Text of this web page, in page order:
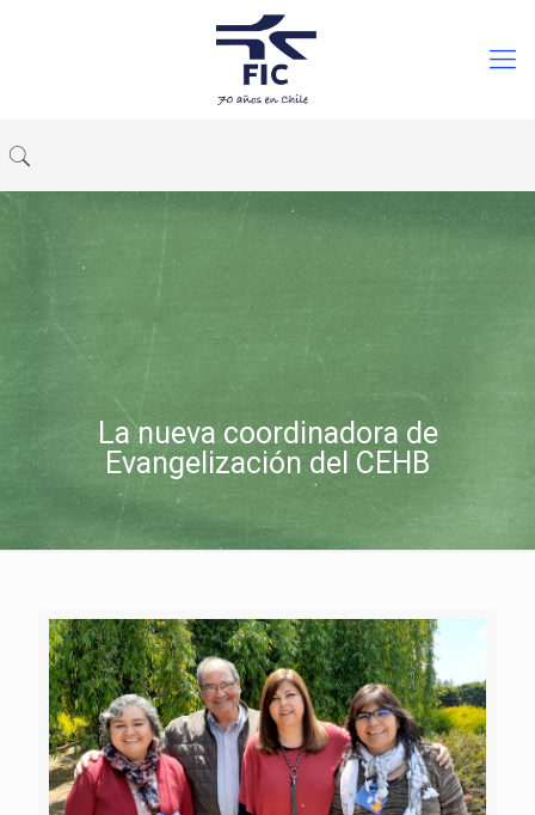
La nueva coordinadora de
Evangelización del CEHB